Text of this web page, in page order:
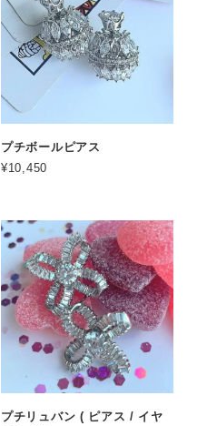
プチボールピアス
¥10,450
プチリュバン ( ピアス / イヤ